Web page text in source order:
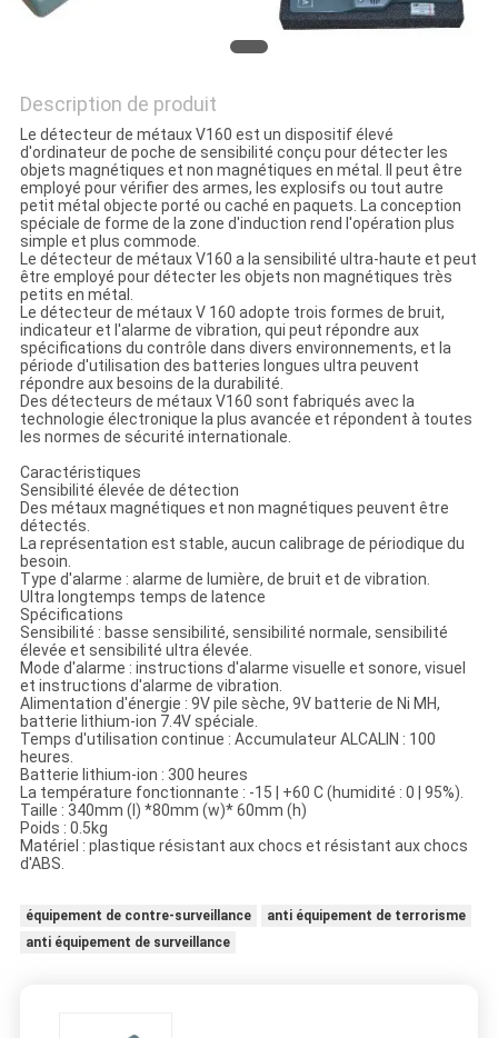
Description de produit
Le détecteur de métaux V160 est un dispositif élevé
d'ordinateur de poche de sensibilité conçu pour détecter les
objets magnétiques et non magnétiques en métal. Il peut être
employé pour vérifier des armes, les explosifs ou tout autre
petit métal objecte porté ou caché en paquets. La conception
spéciale de forme de la zone d'induction rend l'opération plus
simple et plus commode.
Le détecteur de métaux V160 a la sensibilité ultra-haute et peut
être employé pour détecter les objets non magnétiques très
petits en métal.
Le détecteur de métaux V 160 adopte trois formes de bruit,
indicateur et l'alarme de vibration, qui peut répondre aux
spécifications du contrôle dans divers environnements, et la
période d'utilisation des batteries longues ultra peuvent
répondre aux besoins de la durabilité.
Des détecteurs de métaux V160 sont fabriqués avec la
technologie électronique la plus avancée et répondent à toutes
les normes de sécurité internationale.
Caractéristiques
Sensibilité élevée de détection
Des métaux magnétiques et non magnétiques peuvent être
détectés.
La représentation est stable, aucun calibrage de périodique du
besoin.
Type d'alarme : alarme de lumière, de bruit et de vibration.
Ultra longtemps temps de latence
Spécifications
Sensibilité : basse sensibilité, sensibilité normale, sensibilité
élevée et sensibilité ultra élevée.
Mode d'alarme : instructions d'alarme visuelle et sonore, visuel
et instructions d'alarme de vibration.
Alimentation d'énergie : 9V pile sèche, 9V batterie de Ni MH,
batterie lithium-ion 7.4V spéciale.
Temps d'utilisation continue : Accumulateur ALCALIN : 100
heures.
Batterie lithium-ion : 300 heures
La température fonctionnante : -15 | +60 C (humidité : 0 | 95%).
Taille : 340mm (l) *80mm (w)* 60mm (h)
Poids : 0.5kg
Matériel : plastique résistant aux chocs et résistant aux chocs
d'ABS.
équipement de contre-surveillance
anti équipement de terrorisme
anti équipement de surveillance